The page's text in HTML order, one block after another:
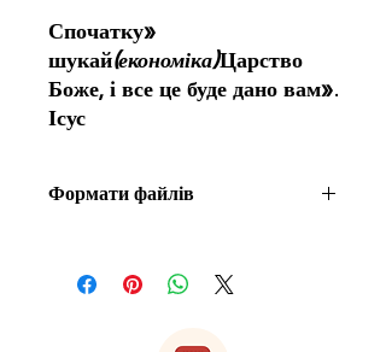
«Спочатку
шукай(економіка)Царство
Боже, і все це буде дано вам».
Ісус
Формати файлів
електронних редерів.